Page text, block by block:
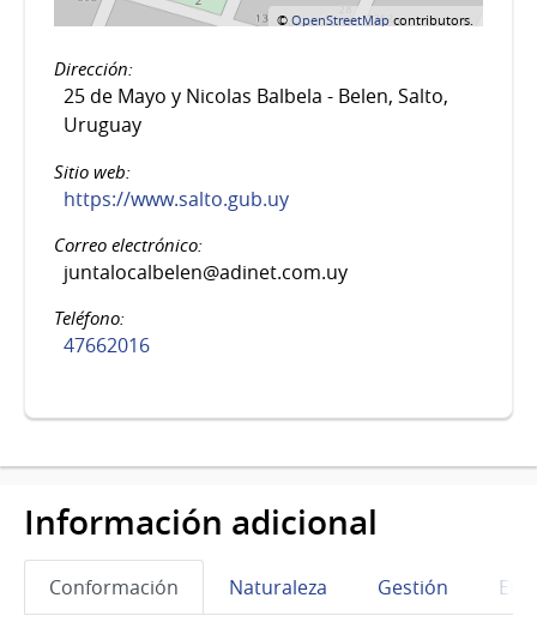
©OpenStreetMap contributors.
Dirección:
25 de Mayo y Nicolas Balbela - Belen, Salto,
Uruguay
Sitio web:
https://www.salto.gub.uy
Correo electrónico:
juntalocalbelen@adinet.com.uy
Teléfono:
47662016
Información adicional
Conformación Naturaleza Gestión